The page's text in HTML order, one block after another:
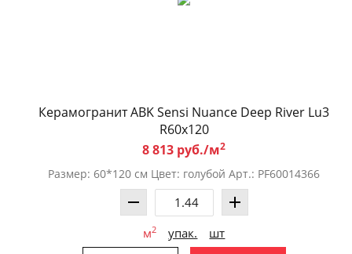
Керамогранит ABK Sensi Nuance Deep River Lu3
R60x120
8 813 руб./м2
Размер: 60*120 см Цвет: голубой Арт.: PF60014366
м2 упак. шт